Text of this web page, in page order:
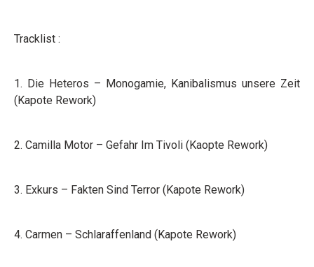
Tracklist :
1. Die Heteros – Monogamie, Kanibalismus unsere Zeit
(Kapote Rework)
2. Camilla Motor – Gefahr Im Tivoli (Kaopte Rework)
3. Exkurs – Fakten Sind Terror (Kapote Rework)
4. Carmen – Schlaraffenland (Kapote Rework)